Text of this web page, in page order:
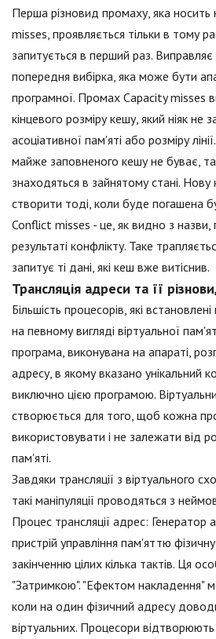
Перша різновид промаху, яка носить
misses, проявляється тільки в тому
запитується в перший раз.
попередня вибірка, яка може бути
програмної. Промах Capacity misses
кінцевого розміру кешу, який ніяк не
асоціативної пам'яті або розміру
майже заповненого кешу не буває, так
знаходяться в зайнятому стані.
створити тоді, коли буде погашена
Conflict misses - це, як видно з
результаті конфлікту. Таке
запитує ті дані, які кеш вже витіснив.
Трансляція адреси та її
Більшість процесорів, які
на певному вигляді віртуальної
програма, виконувана на апараті,
адресу, в якому вказано унікальний
виключно цією програмою.
створюється для того, щоб кожна
використовувати і не залежати від
пам'яті.
Завдяки трансляції з віртуального
такі маніпуляції проводяться з
Процес трансляції адрес: Генератор
пристрій управління пам'яттю
закінченню цілих кілька тактів. Ця
"Затримкою". "Ефектом накладення"
коли на один фізичний адресу
віртуальних. Процесори